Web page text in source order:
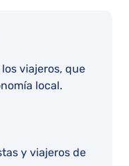
viajeros, que
local.
y viajeros de